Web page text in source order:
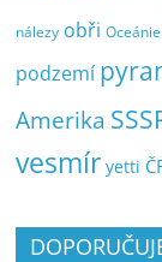
nálezy obři Oceánie
podzemí
Amerika
vesmír yetti